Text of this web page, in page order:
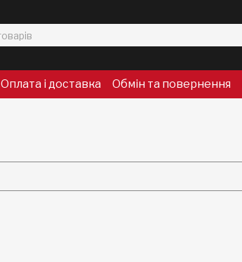
Оплата і доставка Обмін та повернення